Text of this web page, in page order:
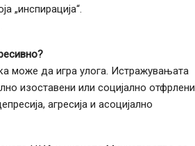
„инспирација“.
може да игра улога. Истражувањата
изоставени или социјално отфрлени
агресија и асоцијално